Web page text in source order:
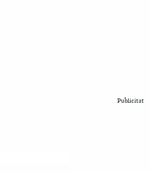
Publicitat